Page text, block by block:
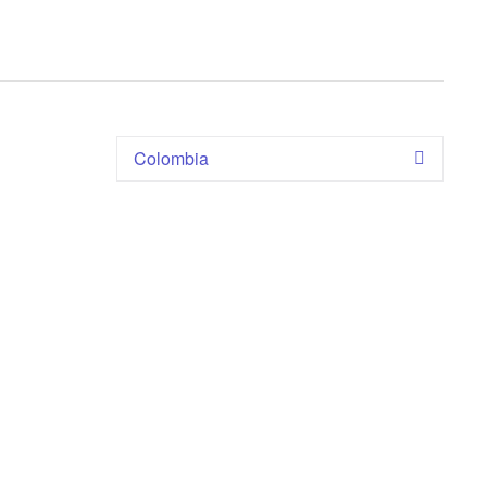
Colombia